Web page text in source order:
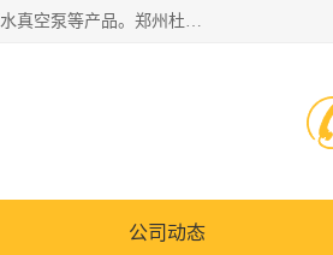
郑州杜甫仪器厂主营：低温冷却液循环泵、加热模块、水热合成反应釜、水油浴锅、旋转蒸发器、循环水真空泵等产品。郑州杜甫仪器厂在众多的教学仪器行业中依靠科技力量扬长避短、迅速发展，成为国家教委*生产教学仪器的厂家，产品具有国内良好水平，主导产品通过ISO9002质量认证。
公司动态